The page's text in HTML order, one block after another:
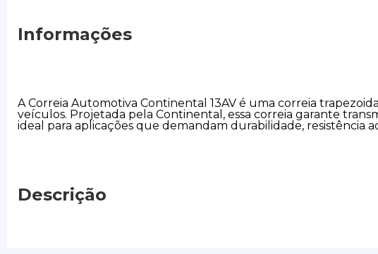
Informações
A Correia Automotiva Continental 13AV é uma correia
veículos. Projetada pela Continental, essa correia garante
ideal para aplicações que demandam durabilidade, resistência
Descrição